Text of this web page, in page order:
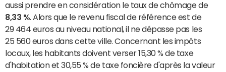
aussi prendre en considération le taux de chômage de
8,33 % . Alors que le revenu fiscal de référence est de
29 464 euros au niveau national, il ne dépasse pas les
25 560 euros dans cette ville. Concernant les impôts
locaux, les habitants doivent verser 15,30 % de taxe
d'habitation et 30,55 % de taxe foncière d'après la valeur